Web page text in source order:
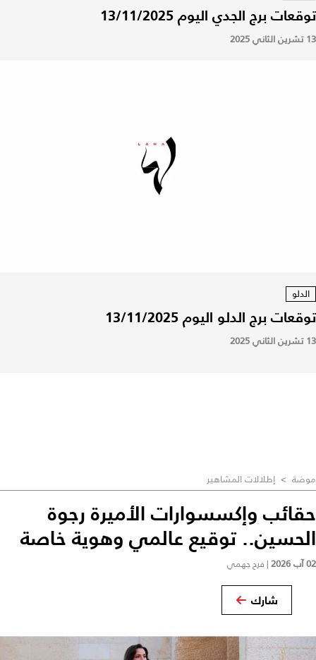
توقعات برج الجدي اليوم 13/11/2025
13 تشرين الثاني 2025
الدلو
توقعات برج الدلو اليوم 13/11/2025
13 تشرين الثاني 2025
موضة > إطلالات المشاهير
حقائب وإكسسوارات الأميرة رجوة
الحسين.. توقيع عالمي وهوية خاصة
02 آب 2026 | فرح جهمي
شارك